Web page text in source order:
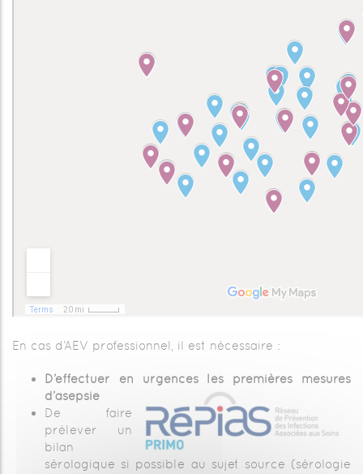
En cas d’AEV professionnel, il est nécessaire :
D’effectuer en urgences les premières mesures
d’asepsie
De faire
prélever un
bilan
sérologique si possible au sujet source (sérologie